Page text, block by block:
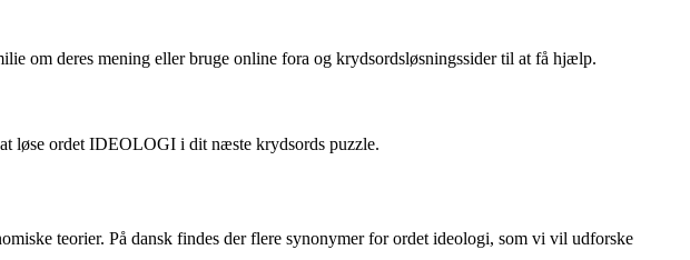
om deres mening eller bruge online fora og krydsordsløsningssider til at få hjælp.
løse ordet IDEOLOGI i dit næste krydsords puzzle.
teorier. På dansk findes der flere synonymer for ordet ideologi, som vi vil udforske